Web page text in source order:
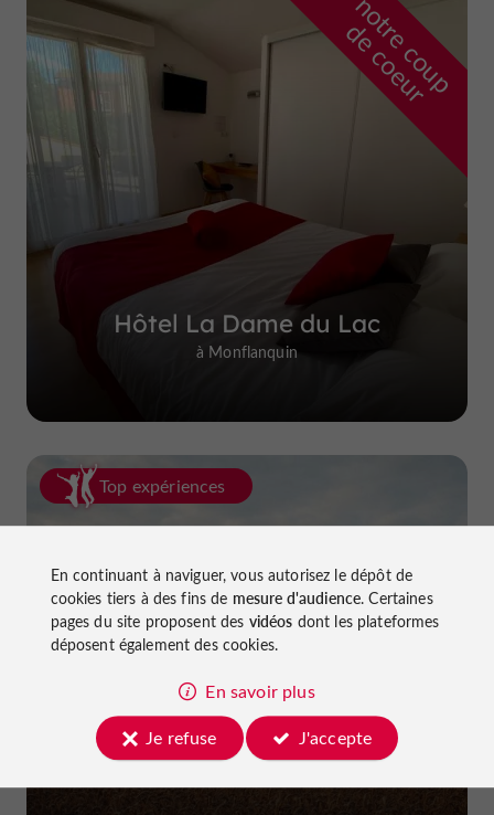
n
o
t
r
e
c
o
u
p
d
e
c
o
e
u
r
Hôtel La Dame du Lac
à Monflanquin
Top expériences
En continuant à naviguer, vous autorisez le dépôt de
cookies tiers à des fins de mesure d'audience. Certaines
pages du site proposent des vidéos dont les plateformes
déposent également des cookies.
En savoir plus
Je refuse
J'accepte